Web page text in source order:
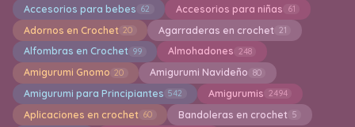
Accesorios para bebes 62 Accesorios para niñas 61
Adornos en Crochet 20 Agarraderas en crochet 21
Alfombras en Crochet 99 Almohadones 248
Amigurumi Gnomo 20 Amigurumi Navideño 80
Amigurumi para Principiantes 542 Amigurumis 2494
Aplicaciones en crochet 60 Bandoleras en crochet 5